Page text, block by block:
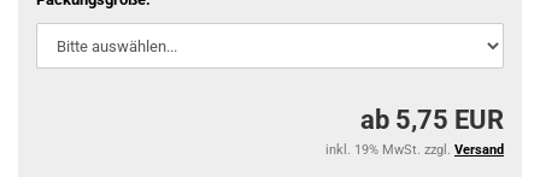
ab 5,75 EUR
inkl. 19% MwSt. zzgl. Versand